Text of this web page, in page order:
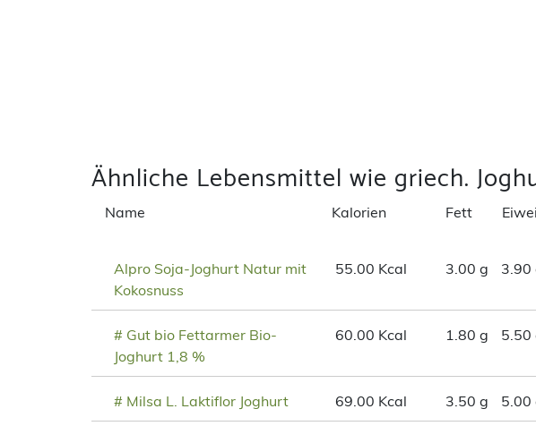
Ähnliche Lebensmittel wie griech.
Name Kalorien Fett
Alpro Soja-Joghurt Natur mit
Kokosnuss
55.00 Kcal 3.00 g 3.90
# Gut bio Fettarmer Bio-
Joghurt 1,8 %
60.00 Kcal 1.80 g 5.50
# Milsa L. Laktiflor Joghurt 69.00 Kcal 3.50 g 5.00